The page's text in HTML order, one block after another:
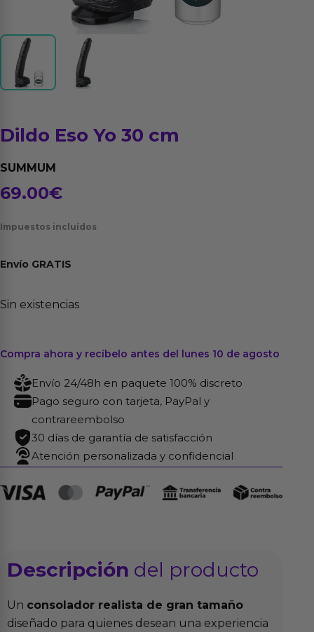
Dildo Eso Yo 30 cm
SUMMUM
69.00€
Impuestos incluídos
Envío GRATIS
Sin existencias
Compra ahora y recíbelo antes del lunes 10 de agosto
Envío 24/48h en paquete 100% discreto
Pago seguro con tarjeta, PayPal y
contrareembolso
30 días de garantía de satisfacción
Atención personalizada y confidencial
Descripción del producto
Un consolador realista de gran tamaño
diseñado para quienes desean una experiencia